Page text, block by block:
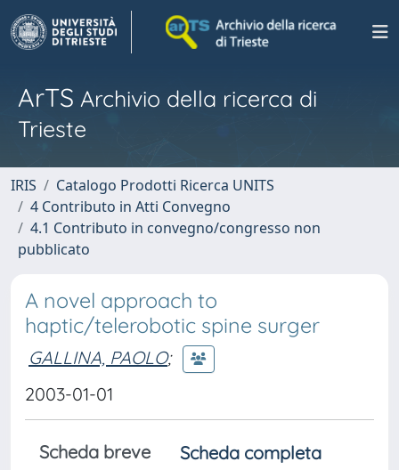
ArTS Archivio della ricerca di
Trieste
IRIS
Catalogo Prodotti Ricerca UNITS
4 Contributo in Atti Convegno
4.1 Contributo in convegno/congresso non
pubblicato
A novel approach to
haptic/telerobotic spine surger
GALLINA, PAOLO;
2003-01-01
Scheda breve Scheda completa